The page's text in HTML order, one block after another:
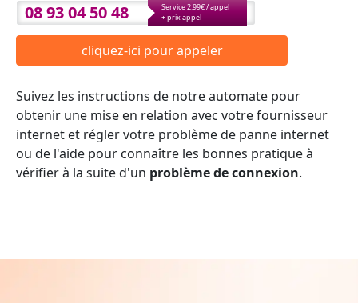
08 93 04 50 48
Service 2.99€ / appel
+ prix appel
cliquez-ici pour appeler
Suivez les instructions de notre automate pour
obtenir une mise en relation avec votre fournisseur
internet et régler votre problème de panne internet
ou de l'aide pour connaître les bonnes pratique à
vérifier à la suite d'un problème de connexion.